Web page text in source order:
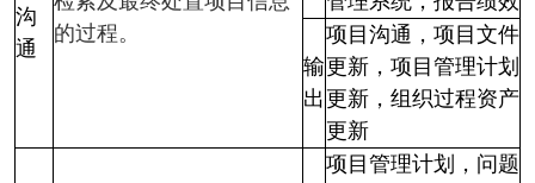
沟
通
的过程。
输
出
项目沟通，项目文件
更新，项目管理计划
更新，组织过程资产
更新
项目管理计划，问题